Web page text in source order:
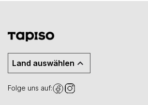
Land auswählen
Folge uns auf: